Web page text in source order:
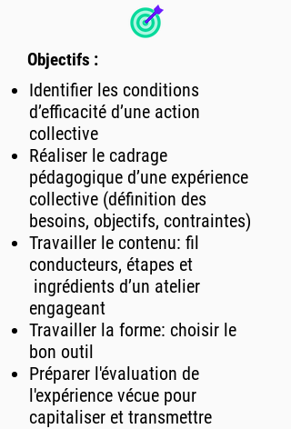
Objectifs :
Identifier les conditions
d’efficacité d’une action
collective
Réaliser le cadrage
pédagogique d’une expérience
collective (définition des
besoins, objectifs, contraintes)
Travailler le contenu: fil
conducteurs, étapes et
ingrédients d’un atelier
engageant
Travailler la forme: choisir le
bon outil
Préparer l'évaluation de
l'expérience vécue pour
capitaliser et transmettre